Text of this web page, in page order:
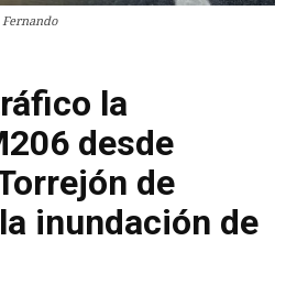
la
desde
de
inundación de